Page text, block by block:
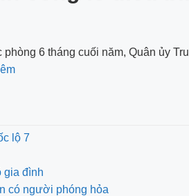
6 tháng cuối năm, Quân ủy
lộ 7
gia đình
có người phóng hỏa